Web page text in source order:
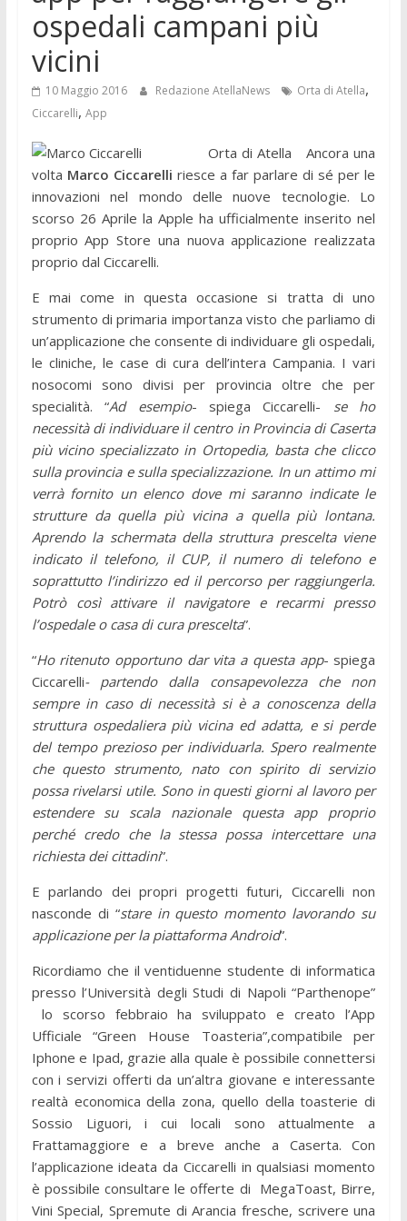
ospedali campani più
vicini
10 Maggio 2016 Redazione AtellaNews Orta di Atella,
Ciccarelli, App
Orta di Atella Ancora una
volta Marco Ciccarelli riesce a far parlare di sé per le
innovazioni nel mondo delle nuove tecnologie. Lo
scorso 26 Aprile la Apple ha ufficialmente inserito nel
proprio App Store una nuova applicazione realizzata
proprio dal Ciccarelli.
E mai come in questa occasione si tratta di uno
strumento di primaria importanza visto che parliamo di
un’applicazione che consente di individuare gli ospedali,
le cliniche, le case di cura dell’intera Campania. I vari
nosocomi sono divisi per provincia oltre che per
specialità. “Ad esempio- spiega Ciccarelli- se ho
necessità di individuare il centro in Provincia di Caserta
più vicino specializzato in Ortopedia, basta che clicco
sulla provincia e sulla specializzazione. In un attimo mi
verrà fornito un elenco dove mi saranno indicate le
strutture da quella più vicina a quella più lontana.
Aprendo la schermata della struttura prescelta viene
indicato il telefono, il CUP, il numero di telefono e
soprattutto l’indirizzo ed il percorso per raggiungerla.
Potrò così attivare il navigatore e recarmi presso
l’ospedale o casa di cura prescelta”.
“Ho ritenuto opportuno dar vita a questa app- spiega
Ciccarelli- partendo dalla consapevolezza che non
sempre in caso di necessità si è a conoscenza della
struttura ospedaliera più vicina ed adatta, e si perde
del tempo prezioso per individuarla. Spero realmente
che questo strumento, nato con spirito di servizio
possa rivelarsi utile. Sono in questi giorni al lavoro per
estendere su scala nazionale questa app proprio
perché credo che la stessa possa intercettare una
richiesta dei cittadini”.
E parlando dei propri progetti futuri, Ciccarelli non
nasconde di “stare in questo momento lavorando su
applicazione per la piattaforma Android”.
Ricordiamo che il ventiduenne studente di informatica
presso l’Università degli Studi di Napoli “Parthenope”
lo scorso febbraio ha sviluppato e creato l’App
Ufficiale “Green House Toasteria”,compatibile per
Iphone e Ipad, grazie alla quale è possibile connettersi
con i servizi offerti da un’altra giovane e interessante
realtà economica della zona, quello della toasterie di
Sossio Liguori, i cui locali sono attualmente a
Frattamaggiore e a breve anche a Caserta. Con
l’applicazione ideata da Ciccarelli in qualsiasi momento
è possibile consultare le offerte di MegaToast, Birre,
Vini Special, Spremute di Arancia fresche, scrivere una